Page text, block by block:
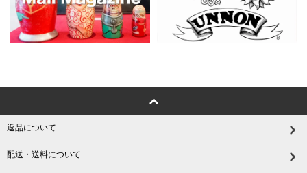
返品について
配送・送料について